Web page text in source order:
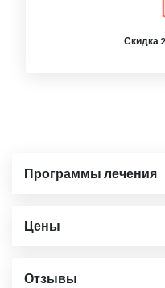
Скидка
Программы лечения
Цены
Отзывы